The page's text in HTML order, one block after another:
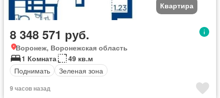
Квартира
8 348 571 руб.
Воронеж, Воронежская область
1 Комната
49 кв.м
Поднимать
Зеленая зона
9 часов назад